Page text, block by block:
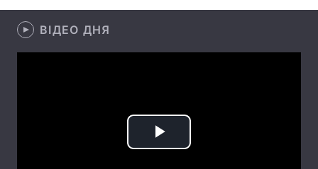
Лонгріди
Відео з Youtube Статті
Вакансії
ВІДЕО ДНЯ
Play